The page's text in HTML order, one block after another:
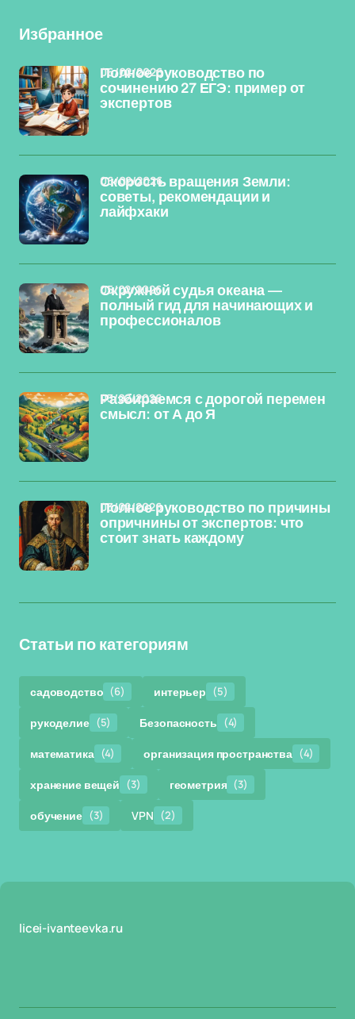
Избранное
Полное руководство по
сочинению 27 ЕГЭ: пример от
экспертов
06/02/2026
Скорость вращения Земли:
советы, рекомендации и
лайфхаки
06/02/2026
Окружной судья океана —
полный гид для начинающих и
профессионалов
05/02/2026
Разбираемся с дорогой перемен
смысл: от А до Я
03/02/2026
Полное руководство по причины
опричнины от экспертов: что
стоит знать каждому
03/02/2026
Статьи по категориям
садоводство (6) интерьер (5)
рукоделие (5) Безопасность (4)
математика (4) организация пространства (4)
хранение вещей (3) геометрия (3)
обучение (3) VPN (2)
licei-ivanteevka.ru